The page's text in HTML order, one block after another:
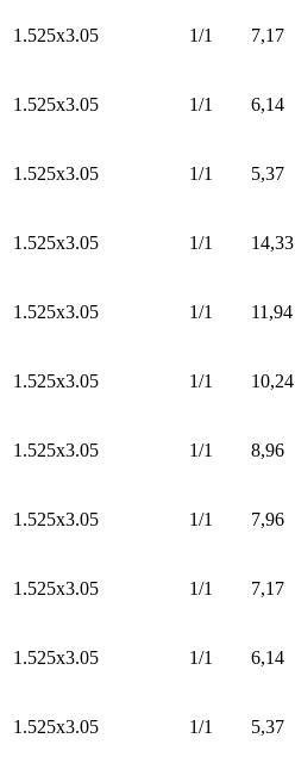
1.525х3.05 1/1 7,17
1.525х3.05 1/1 6,14
1.525х3.05 1/1 5,37
1.525х3.05 1/1 14,33
1.525х3.05 1/1 11,94
1.525х3.05 1/1 10,24
1.525х3.05 1/1 8,96
1.525х3.05 1/1 7,96
1.525х3.05 1/1 7,17
1.525х3.05 1/1 6,14
1.525х3.05 1/1 5,37